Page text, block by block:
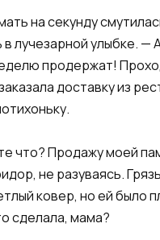
на секунду
в лучезарной улыбке. —
продержат!
доставку из
что? Продажу моей
не разуваясь.
ковер, но ей было
сделала, мама?